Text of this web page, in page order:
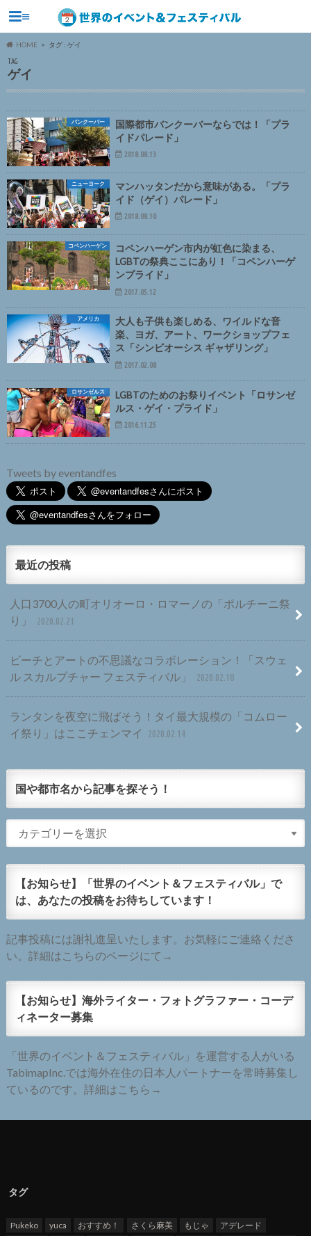
≡
HOME タグ : ゲイ
TAG
ゲイ
バンクーバー
国際都市バンクーバーならでは！「プラ
イドパレード」
2018.08.13
ニューヨーク
マンハッタンだから意味がある。「プラ
イド（ゲイ）パレード」
2018.08.10
コペンハーゲン
コペンハーゲン市内が虹色に染まる、
LGBTの祭典ここにあり！「コペンハーゲ
ンプライド」
2017.05.12
アメリカ
大人も子供も楽しめる、ワイルドな音
楽、ヨガ、アート、ワークショップフェ
ス「シンビオーシス ギャザリング」
2017.02.08
ロサンゼルス
LGBTのためのお祭りイベント「ロサンゼ
ルス・ゲイ・プライド」
2016.11.25
Tweets by eventandfes
最近の投稿
人口3700人の町オリオーロ・ロマーノの「ポルチーニ祭
り」
2020.02.21
ビーチとアートの不思議なコラボレーション！「スウェ
ル スカルプチャー フェスティバル」
2020.02.18
ランタンを夜空に飛ばそう！タイ最大規模の「コムロー
イ祭り」はここチェンマイ
2020.02.14
国や都市名から記事を探そう！
【お知らせ】「世界のイベント＆フェスティバル」で
は、あなたの投稿をお待ちしています！
記事投稿には謝礼進呈いたします。お気軽にご連絡くださ
い。詳細はこちらのページにて→
【お知らせ】海外ライター・フォトグラファー・コーデ
ィネーター募集
「世界のイベント＆フェスティバル」を運営する人がいる
TabimapInc.では海外在住の日本人パートナーを常時募集し
ているのです。詳細はこちら→
タグ
Pukeko yuca おすすめ！ さくら麻美 もじゃ
アデレード